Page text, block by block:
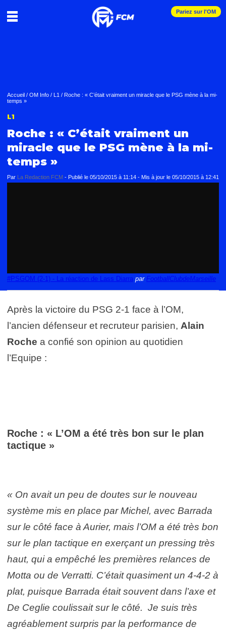
Pariez sur l'OM
Accueil / OM Info / L1 / Roche : « C’était vraiment un miracle que le PSG mène à la mi-
temps »
L1
Roche : « C’était vraiment un
miracle que le PSG mène à la mi-
temps »
Par La Redaction FCM - Publié le 05/10/2015 à 11:14 - Mis à jour le 05/10/2015 à 12:41
#PSGOM (2-1) - La réaction de Lass Diarra par FootballClubdeMarseille
Après la victoire du PSG 2-1 face à l’OM,
l’ancien défenseur et recruteur parisien, Alain
Roche a confié son opinion au quotidien
l’Equipe :
Roche : « L’OM a été très bon sur le plan
tactique »
« On avait un peu de doutes sur le nouveau
système mis en place par Michel, avec Barrada
sur le côté face à Aurier, mais l’OM a été très bon
sur le plan tactique en exerçant un pressing très
haut, qui a empêché les premières relances de
Motta ou de Verratti. C’était quasiment un 4-4-2 à
plat, puisque Barrada était souvent dans l’axe et
De Ceglie coulissait sur le côté. Je suis très
agréablement surpris par la performance de